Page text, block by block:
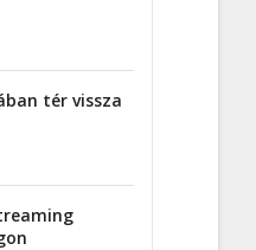
tér vissza